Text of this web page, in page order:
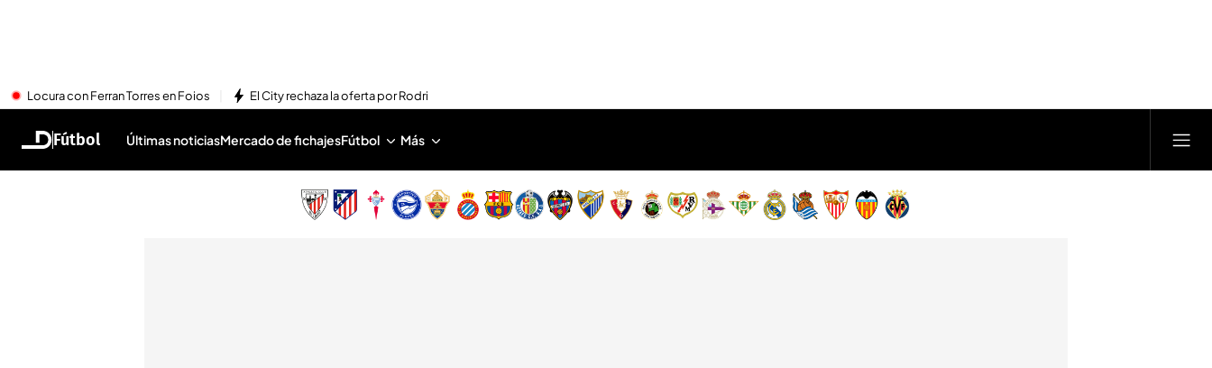
Locura con Ferran Torres en Foios El City rechaza la oferta por Rodri
Fútbol Últimas noticiasMercado de fichajesFútbol Más